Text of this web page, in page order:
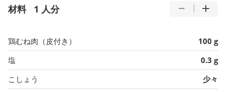
材料 1 人分
鶏むね肉（皮付き）
100 g
塩
0.3 g
こしょう
少々